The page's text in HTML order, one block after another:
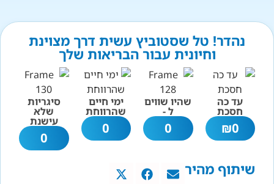
נהדר! טל שסטוביץ עשית דרך מצוינת
וחיונית עבור הבריאות שלך
עד כה
חסכת
0
₪
שהיו שווים
ל -
0
ימי חיים
שהרווחת
0
סיגריות
שלא
עישנת
0
שיתוף מהיר